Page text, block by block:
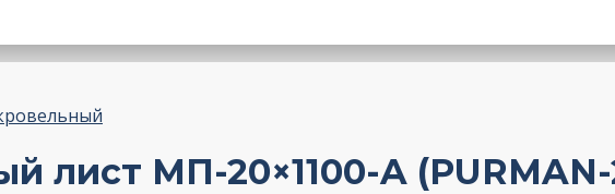
лист МП-20×1100-A